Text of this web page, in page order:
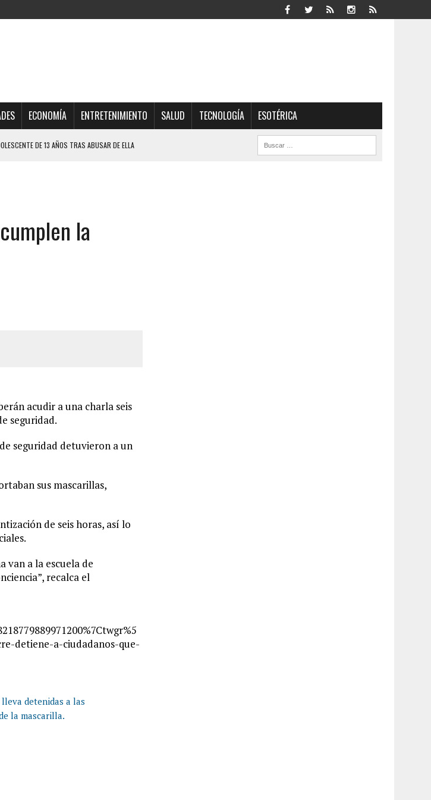
ECONOMÍA ENTRETENIMIENTO SALUD TECNOLOGÍA ESOTÉRICA
DE 13 AÑOS TRAS ABUSAR DE ELLA
MATURÍN
ADENTRO
la
acudir a una charla seis
seguridad.
seguridad detuvieron a un
sus mascarillas,
de seis horas, así lo
van a la escuela de
recalca el
detiene-a-ciudadanos-que-
detenidas a las
la mascarilla.